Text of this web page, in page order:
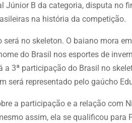
Júnior B da categoria, disputa no
na história da competição.
será no skeleton. O baiano mora
do Brasil nos esportes de
a 3ª participação do Brasil no
será representado pelo gaúcho
a participação e a relação com
assim, ela se qualificou para